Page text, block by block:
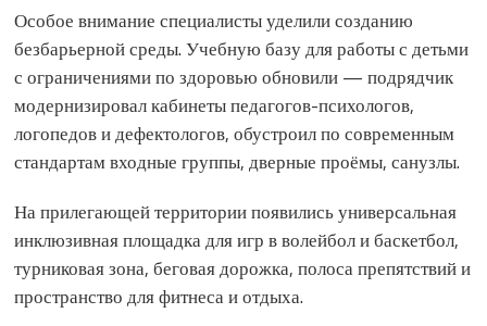
Особое внимание специалисты уделили созданию
безбарьерной среды. Учебную базу для работы с детьми
с ограничениями по здоровью обновили — подрядчик
модернизировал кабинеты педагогов-психологов,
логопедов и дефектологов, обустроил по современным
стандартам входные группы, дверные проёмы, санузлы.
На прилегающей территории появились универсальная
инклюзивная площадка для игр в волейбол и баскетбол,
турниковая зона, беговая дорожка, полоса препятствий и
пространство для фитнеса и отдыха.